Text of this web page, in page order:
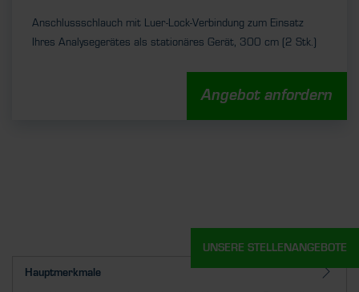
Anschlussschlauch mit Luer-Lock-Verbindung zum Einsatz
Ihres Analysegerätes als stationäres Gerät, 300 cm (2 Stk.)
Angebot anfordern
Hauptmerkmale
UNSERE STELLENANGEBOTE